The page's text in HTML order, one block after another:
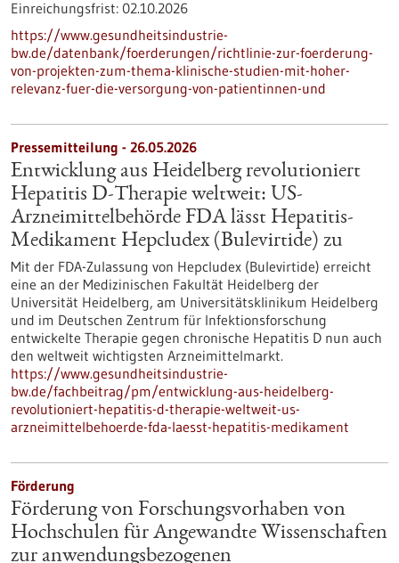
Einreichungsfrist: 02.10.2026
https://www.gesundheitsindustrie-
bw.de/datenbank/foerderungen/richtlinie-zur-foerderung-
von-projekten-zum-thema-klinische-studien-mit-hoher-
relevanz-fuer-die-versorgung-von-patientinnen-und
Pressemitteilung - 26.05.2026
Entwicklung aus Heidelberg revolutioniert
Hepatitis D-Therapie weltweit: US-
Arzneimittelbehörde FDA lässt Hepatitis-
Medikament Hepcludex (Bulevirtide) zu
Mit der FDA-Zulassung von Hepcludex (Bulevirtide) erreicht
eine an der Medizinischen Fakultät Heidelberg der
Universität Heidelberg, am Universitätsklinikum Heidelberg
und im Deutschen Zentrum für Infektionsforschung
entwickelte Therapie gegen chronische Hepatitis D nun auch
den weltweit wichtigsten Arzneimittelmarkt.
https://www.gesundheitsindustrie-
bw.de/fachbeitrag/pm/entwicklung-aus-heidelberg-
revolutioniert-hepatitis-d-therapie-weltweit-us-
arzneimittelbehoerde-fda-laesst-hepatitis-medikament
Förderung
Förderung von Forschungsvorhaben von
Hochschulen für Angewandte Wissenschaften
zur anwendungsbezogenen